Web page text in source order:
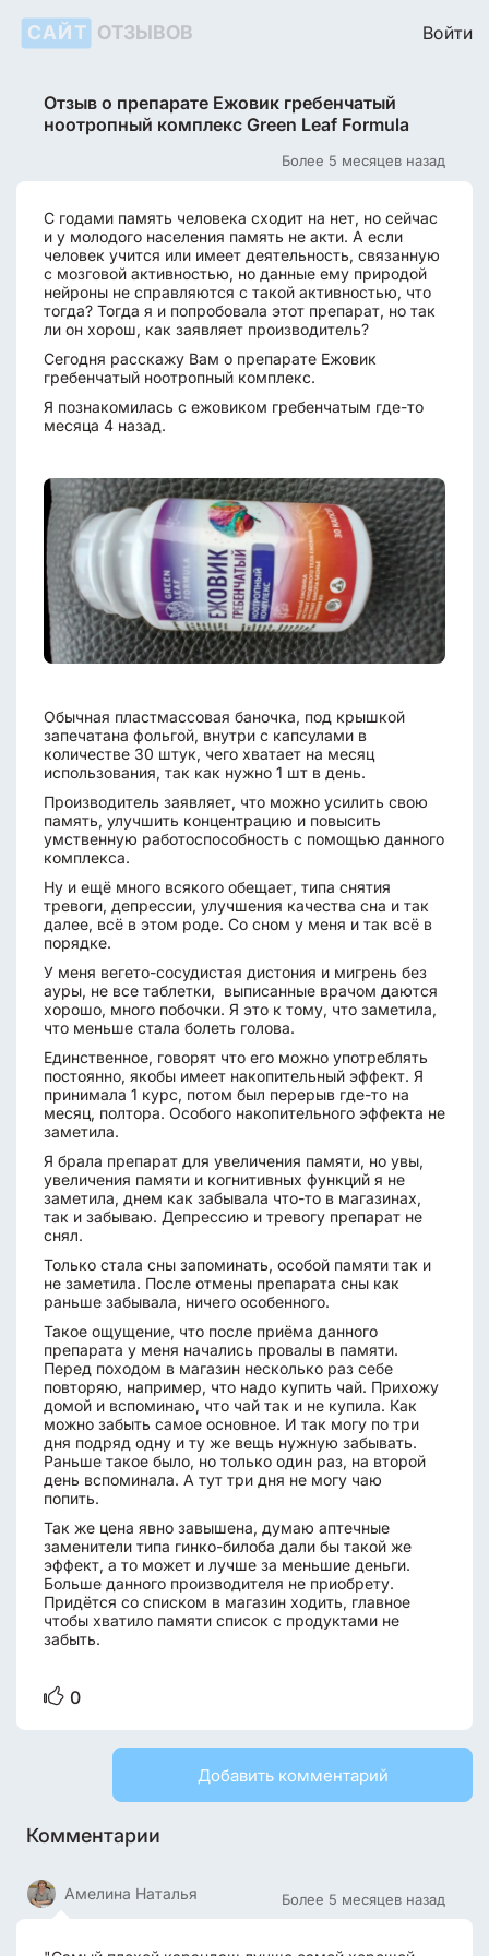
САЙТ ОТЗЫВОВ Войти
Отзыв о препарате Ежовик гребенчатый
ноотропный комплекс Green Leaf Formula
Более 5 месяцев назад
С годами память человека сходит на нет, но сейчас
и у молодого населения память не акти. А если
человек учится или имеет деятельность, связанную
с мозговой активностью, но данные ему природой
нейроны не справляются с такой активностью, что
тогда? Тогда я и попробовала этот препарат, но так
ли он хорош, как заявляет производитель?
Сегодня расскажу Вам о препарате Ежовик
гребенчатый ноотропный комплекс.
Я познакомилась с ежовиком гребенчатым где-то
месяца 4 назад.
Обычная пластмассовая баночка, под крышкой
запечатана фольгой, внутри с капсулами в
количестве 30 штук, чего хватает на месяц
использования, так как нужно 1 шт в день.
Производитель заявляет, что можно усилить свою
память, улучшить концентрацию и повысить
умственную работоспособность с помощью данного
комплекса.
Ну и ещё много всякого обещает, типа снятия
тревоги, депрессии, улучшения качества сна и так
далее, всё в этом роде. Со сном у меня и так всё в
порядке.
У меня вегето-сосудистая дистония и мигрень без
ауры, не все таблетки, выписанные врачом даются
хорошо, много побочки. Я это к тому, что заметила,
что меньше стала болеть голова.
Единственное, говорят что его можно употреблять
постоянно, якобы имеет накопительный эффект. Я
принимала 1 курс, потом был перерыв где-то на
месяц, полтора. Особого накопительного эффекта не
заметила.
Я брала препарат для увеличения памяти, но увы,
увеличения памяти и когнитивных функций я не
заметила, днем как забывала что-то в магазинах,
так и забываю. Депрессию и тревогу препарат не
снял.
Только стала сны запоминать, особой памяти так и
не заметила. После отмены препарата сны как
раньше забывала, ничего особенного.
Такое ощущение, что после приёма данного
препарата у меня начались провалы в памяти.
Перед походом в магазин несколько раз себе
повторяю, например, что надо купить чай. Прихожу
домой и вспоминаю, что чай так и не купила. Как
можно забыть самое основное. И так могу по три
дня подряд одну и ту же вещь нужную забывать.
Раньше такое было, но только один раз, на второй
день вспоминала. А тут три дня не могу чаю
попить.
Так же цена явно завышена, думаю аптечные
заменители типа гинко-билоба дали бы такой же
эффект, а то может и лучше за меньшие деньги.
Больше данного производителя не приобрету.
Придётся со списком в магазин ходить, главное
чтобы хватило памяти список с продуктами не
забыть.
0
Добавить комментарий
Комментарии
Более 5 месяцев назад
Амелина Наталья